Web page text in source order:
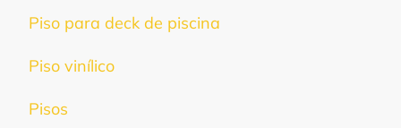
Piso para deck de piscina
Piso vinílico
Pisos